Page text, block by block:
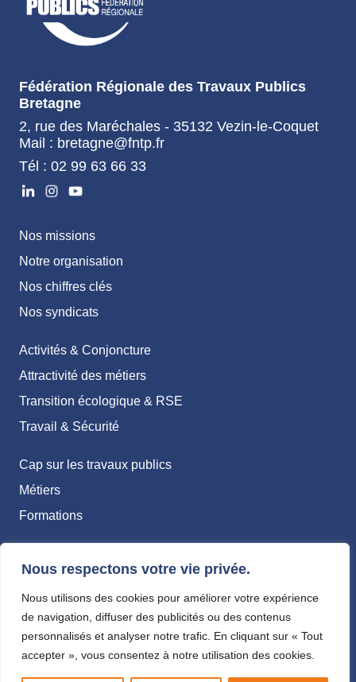
Nous respectons votre vie privée.
Nous utilisons des cookies pour améliorer votre expérience
de navigation, diffuser des publicités ou des contenus
personnalisés et analyser notre trafic. En cliquant sur « Tout
accepter », vous consentez à notre utilisation des cookies.
Fédération Régionale des Travaux Publics
Bretagne
2, rue des Maréchales - 35132 Vezin-le-Coquet
Mail : bretagne@fntp.fr
Tél : 02 99 63 66 33
Nos missions
Notre organisation
Nos chiffres clés
Nos syndicats
Activités & Conjoncture
Attractivité des métiers
Transition écologique & RSE
Travail & Sécurité
Cap sur les travaux publics
Métiers
Formations
Mentions légales
Contact